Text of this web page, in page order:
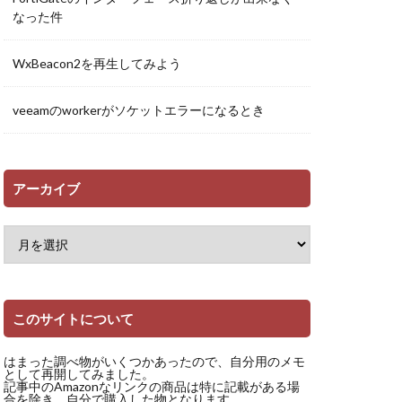
なった件
WxBeacon2を再生してみよう
veeamのworkerがソケットエラーになるとき
アーカイブ
このサイトについて
はまった調べ物がいくつかあったので、自分用のメモ
として再開してみました。
記事中のAmazonなリンクの商品は特に記載がある場
合を除き、自分で購入した物となります。